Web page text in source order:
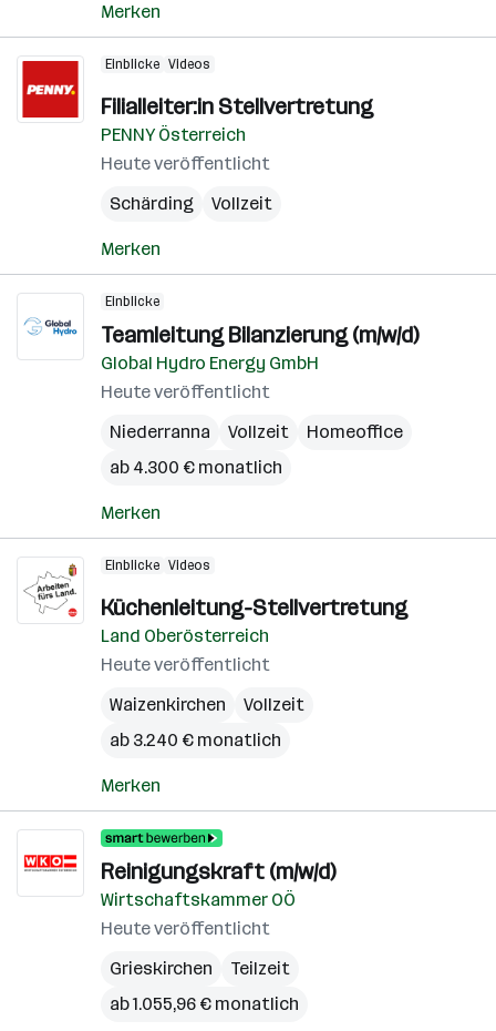
Merken
Einblicke Videos
Filialleiter:in Stellvertretung
PENNY Österreich
Heute veröffentlicht
Schärding
Vollzeit
Merken
Einblicke
Teamleitung Bilanzierung (m/w/d)
Global Hydro Energy GmbH
Heute veröffentlicht
Niederranna
Vollzeit
Homeoffice
ab 4.300 € monatlich
Merken
Einblicke Videos
Küchenleitung-Stellvertretung
Land Oberösterreich
Heute veröffentlicht
Waizenkirchen
Vollzeit
ab 3.240 € monatlich
Merken
Reinigungskraft (m/w/d)
Wirtschaftskammer OÖ
Heute veröffentlicht
Grieskirchen
Teilzeit
ab 1.055,96 € monatlich